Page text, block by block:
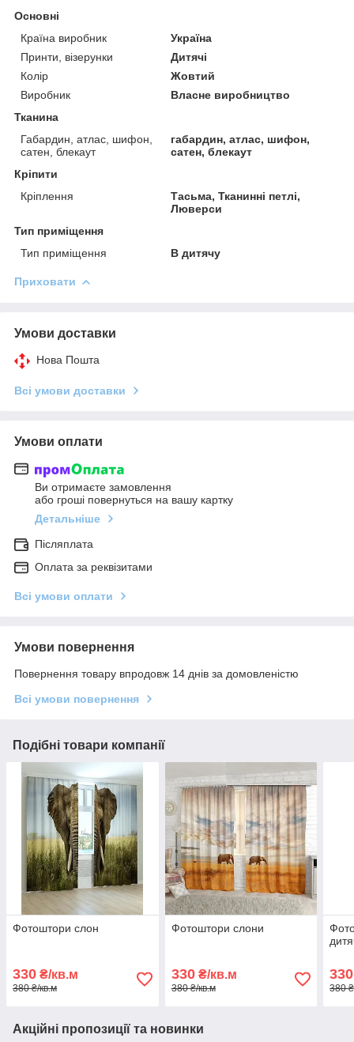
Основні
Країна виробник
Україна
Принти, візерунки
Дитячі
Колір
Жовтий
Виробник
Власне виробництво
Тканина
Габардин, атлас, шифон,
сатен, блекаут
габардин, атлас, шифон,
сатен, блекаут
Кріпити
Кріплення
Тасьма, Тканинні петлі,
Люверси
Тип приміщення
Тип приміщення
В дитячу
Приховати
Умови доставки
Нова Пошта
Всі умови доставки
Умови оплати
Ви отримаєте замовлення
або гроші повернуться на вашу картку
Детальніше
Післяплата
Оплата за реквізитами
Всі умови оплати
Умови повернення
Повернення товару впродовж 14 днів за домовленістю
Всі умови повернення
Подібні товари компанії
Фотоштори слон
330 ₴/кв.м
380 ₴/кв.м
Фотоштори слони
330₴/кв.м
380 ₴/кв.м
330
380
Акційні пропозиції та новинки